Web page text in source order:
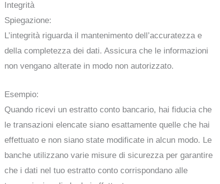
Integrità
Spiegazione:
L’integrità riguarda il mantenimento dell’accuratezza e
della completezza dei dati. Assicura che le informazioni
non vengano alterate in modo non autorizzato.
Esempio:
Quando ricevi un estratto conto bancario, hai fiducia che
le transazioni elencate siano esattamente quelle che hai
effettuato e non siano state modificate in alcun modo. Le
banche utilizzano varie misure di sicurezza per garantire
che i dati nel tuo estratto conto corrispondano alle